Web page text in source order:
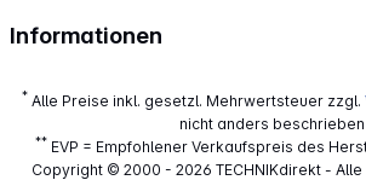
Informationen
* Alle Preise inkl. gesetzl. Mehrwertsteuer zzgl.
nicht anders beschrieben
**EVP = Empfohlener Verkaufspreis des
Copyright © 2000 - 2026 TECHNIKdirekt -